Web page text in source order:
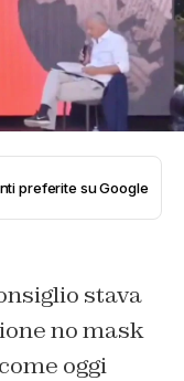
preferite su Google
stava
no mask
oggi